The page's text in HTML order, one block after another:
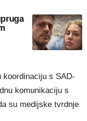
s SAD-
komunikaciju s
su medijske tvrdnje